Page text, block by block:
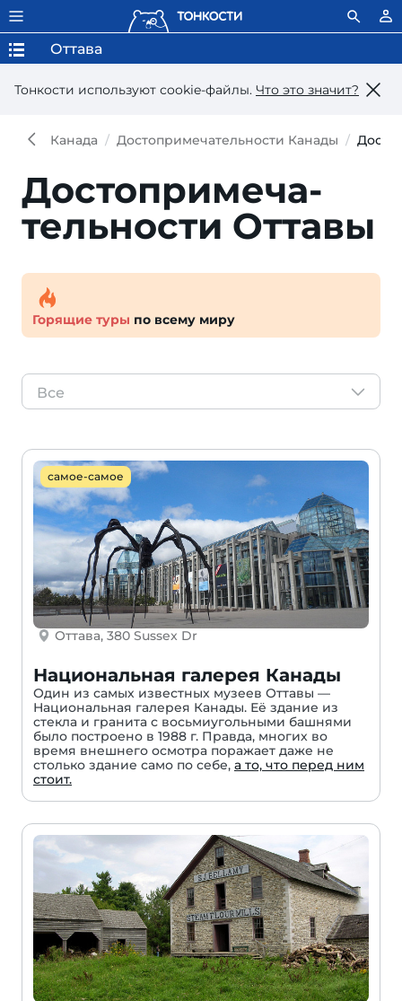
Тонкости используют сookie-файлы. Что это значит?
Оттава
Канада Достопримечательности Канады
Достопри­меча­
тель­ности Оттавы
Горящие туры по всему миру
Все
самое-самое
Оттава, 380 Sussex Dr
Национальная галерея Канады
Один из самых известных музеев Оттавы —
Национальная галерея Канады. Её здание из
стекла и гранита с восьмиугольными башнями
было построено в 1988 г. Правда, многих во
время внешнего осмотра поражает даже не
столько здание само по себе, а то, что перед ним
стоит.